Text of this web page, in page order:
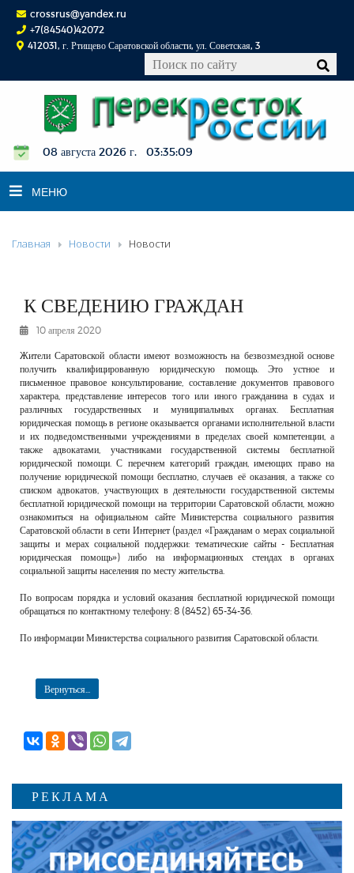
crossrus@yandex.ru
+7(84540)42072
412031, г. Ртищево Саратовской области, ул. Советская, 3
08 августа 2026 г. 03:35:10
МЕНЮ
НОВОСТИ
К СВЕДЕНИЮ
РЕКЛАМОДАТЕЛЯМ
ОБЪЯВЛЕНИЯ
КОНТАКТЫ
Главная Новости Новости
К СВЕДЕНИЮ ГРАЖДАН
10 апреля 2020
Жители Саратовской области имеют возможность на безвозмездной основе
получить квалифицированную юридическую помощь. Это устное и
письменное правовое консультирование, составление документов правового
характера, представление интересов того или иного гражданина в судах и
различных государственных и муниципальных органах. Бесплатная
юридическая помощь в регионе оказывается органами исполнительной власти
и их подведомственными учреждениями в пределах своей компетенции, а
также адвокатами, участниками государственной системы бесплатной
юридической помощи. С перечнем категорий граждан, имеющих право на
получение юридической помощи бесплатно, случаев её оказания, а также со
списком адвокатов, участвующих в деятельности государственной системы
бесплатной юридической помощи на территории Саратовской области, можно
ознакомиться на официальном сайте Министерства социального развития
Саратовской области в сети Интернет (раздел «Гражданам о мерах социальной
защиты и мерах социальной поддержки: тематические сайты - Бесплатная
юридическая помощь») либо на информационных стендах в органах
социальной защиты населения по месту жительства.
По вопросам порядка и условий оказания бесплатной юридической помощи
обращаться по контактному телефону: 8 (8452) 65-34-36.
По информации Министерства социального развития Саратовской области.
Вернуться...
РЕКЛАМА